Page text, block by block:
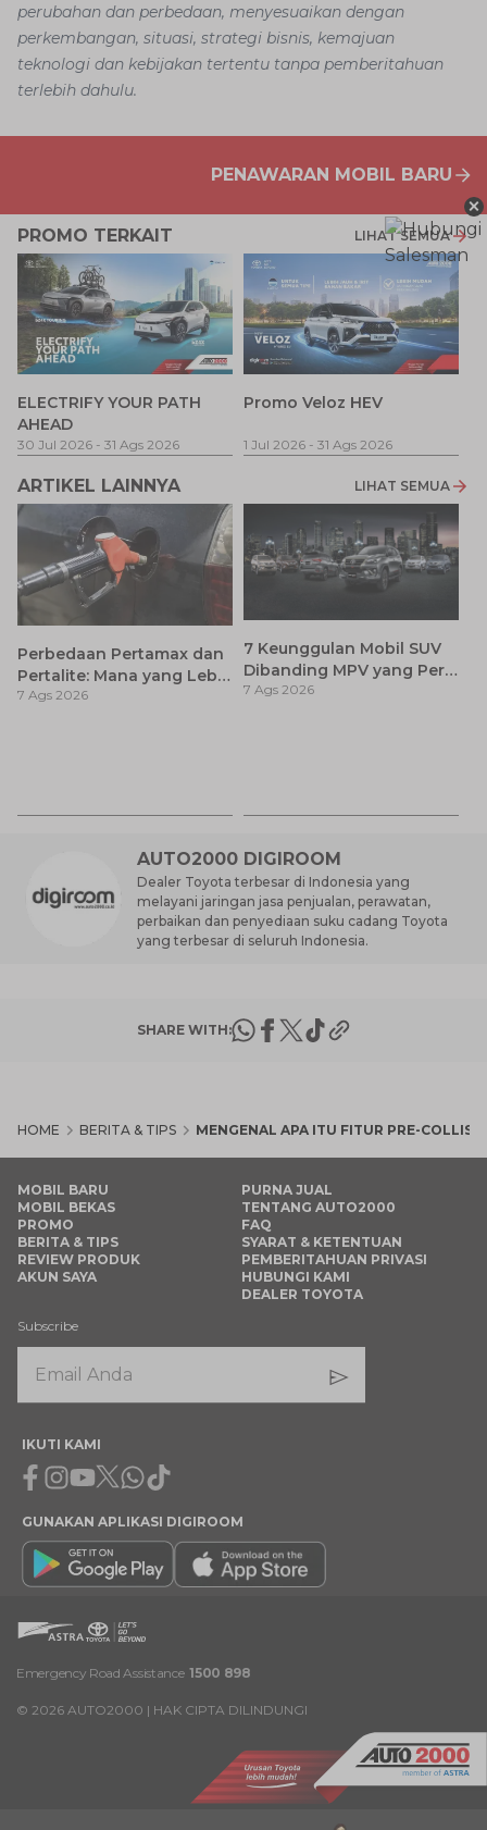
perubahan dan perbedaan, menyesuaikan dengan
perkembangan, situasi, strategi bisnis, kemajuan
teknologi dan kebijakan tertentu tanpa pemberitahuan
terlebih dahulu.
PENAWARAN MOBIL BARU
PROMO TERKAIT LIHAT SEMUA
ELECTRIFY YOUR PATH
AHEAD
30 Jul 2026 - 31 Ags 2026
Promo Veloz HEV
1 Jul 2026 - 31 Ags 2026
ARTIKEL LAINNYA LIHAT SEMUA
Perbedaan Pertamax dan
Pertalite: Mana yang Lebih
Baik untuk Mobil Toyota
7 Ags 2026
7 Keunggulan Mobil SUV
Dibanding MPV yang Perlu
Anda Ketahui
7 Ags 2026
AUTO2000 DIGIROOM
Dealer Toyota terbesar di Indonesia yang
melayani jaringan jasa penjualan, perawatan,
perbaikan dan penyediaan suku cadang Toyota
yang terbesar di seluruh Indonesia.
SHARE WITH:
HOME BERITA & TIPS MENGENAL APA ITU FITUR PRE-
×
MOBIL BARU
MOBIL BEKAS
PROMO
BERITA & TIPS
REVIEW PRODUK
AKUN SAYA
PURNA JUAL
TENTANG AUTO2000
FAQ
SYARAT & KETENTUAN
PEMBERITAHUAN PRIVASI
HUBUNGI KAMI
DEALER TOYOTA
Subscribe
IKUTI KAMI
Facebook
Instagram
Youtube
X Whatsapp
Tiktok
GUNAKAN APLIKASI DIGIROOM
Emergency Road Assistance 1500 898
© 2026 AUTO2000 | HAK CIPTA DILINDUNGI